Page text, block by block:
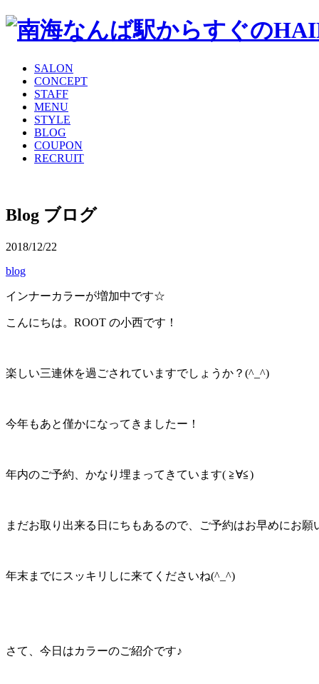
SALON
CONCEPT
STAFF
MENU
STYLE
BLOG
COUPON
RECRUIT
Blog ブログ
2018/12/22
blog
インナーカラーが増加中です☆
こんにちは。ROOT の小西です！
楽しい三連休を過ごされていますでしょうか？(^_^)
今年もあと僅かになってきましたー！
年内のご予約、かなり埋まってきています( ≧∀≦)
まだお取り出来る日にちもあるので、ご予約はお早めにお願
年末までにスッキリしに来てくださいね(^_^)
さて、今日はカラーのご紹介です♪